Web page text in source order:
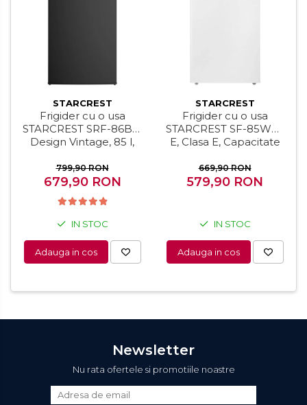
STARCREST
Frigider cu o usa
STARCREST SRF-86BK,
Design Vintage, 85 l,
interioara, H 84 cm,
Negru
799,90 RON
679,90 RON
IN STOC
Adauga in cos
STARCREST
Frigider cu o usa
STARCREST SF-85WH-
E, Clasa E, Capacitate
interioara,
Compartiment gheata,
669,90 RON
579,90 RON
IN STOC
Adauga in cos
Newsletter
Nu rata ofertele si promotiile noastre